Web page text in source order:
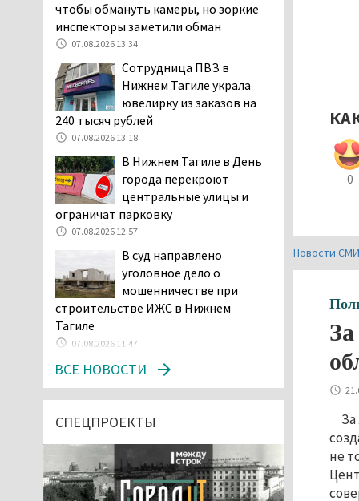
0
Новости
не
чтобы обмануть камеры, но зоркие
инспекторы заметили обман
07.08.2026 13:34
Сотрудница ПВЗ в
Нижнем Тагиле украла
ювелирку из заказов на
240 тысяч рублей
07.08.2026 13:18
В Нижнем Тагиле в День
города перекроют
центральные улицы и
ограничат парковку
07.08.2026 12:57
В суд направлено
уголовное дело о
мошенничестве при
строительстве ИЖС в Нижнем
Тагиле
07.08.2026 11:47
Екатеринбург подвергся
атаке БПЛА, восемь из
них были сбиты, три
упали на крышу логистического
07.08.2026 11:28
Тагильские спасатели
помогли заблудившемуся
ВСЕ НОВОСТИ
СПЕЦПРОЕКТЫ